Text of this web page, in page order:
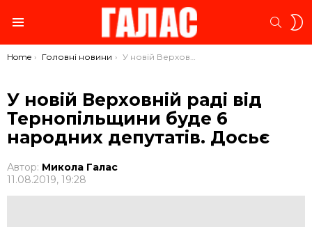
You are here:
Home Головні новини У новій Верховній раді від Тернопільщини буде 6 народних депутатів. Досьє
У новій Верховній раді від
Тернопільщини буде 6
народних депутатів. Досьє
Автор: Микола Галас
11.08.2019, 19:28